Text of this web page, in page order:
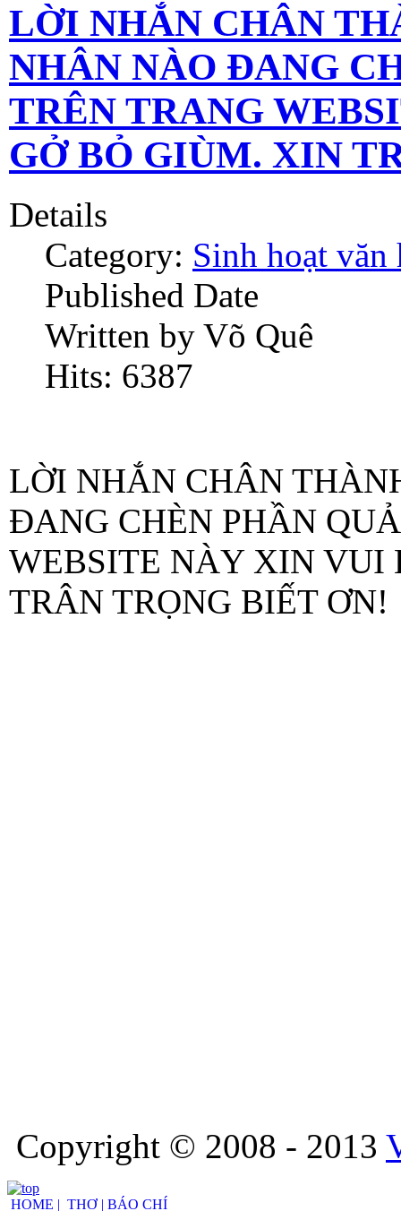
LỜI NHẮN CHÂN
NHÂN NÀO ĐANG
TRÊN TRANG
GỞ BỎ GIÙM. XIN
Details
Category: Sinh hoạt văn
Published Date
Written by Võ Quê
Hits: 6387
LỜI NHẮN CHÂN
ĐANG CHÈN PHẦN
WEBSITE NÀY XIN VUI
TRÂN TRỌNG BIẾT ƠN!
Copyright © 2008 - 2013
HOME | THƠ | BÁO CHÍ